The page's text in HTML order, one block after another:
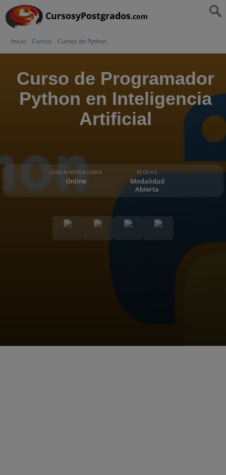
CursosyPostgrados.com
Inicio Cursos Cursos de Python
Curso de Programador
Python en Inteligencia
Artificial
LUGAR/MODALIDAD
Online
FECHAS
Modalidad
Abierta